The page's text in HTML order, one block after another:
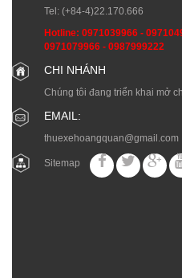
Tel: (+84-4)22.170.666
Hotline: 0971039966 -
0971079966 - 0987999222
CHI NHÁNH
Chúng tôi đang triển khai mở
EMAIL:
thuexehoangquan@gmail.com
Sitemap